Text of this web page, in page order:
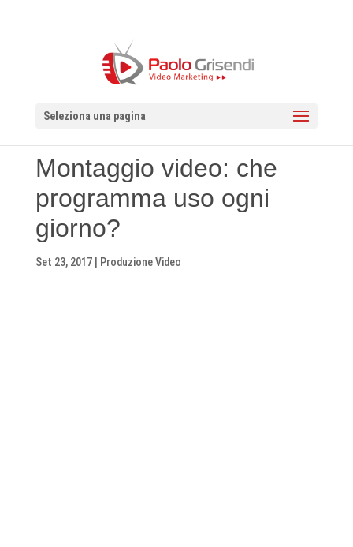
Seleziona una pagina
Montaggio video: che
programma uso ogni
giorno?
Set 23, 2017| Produzione Video